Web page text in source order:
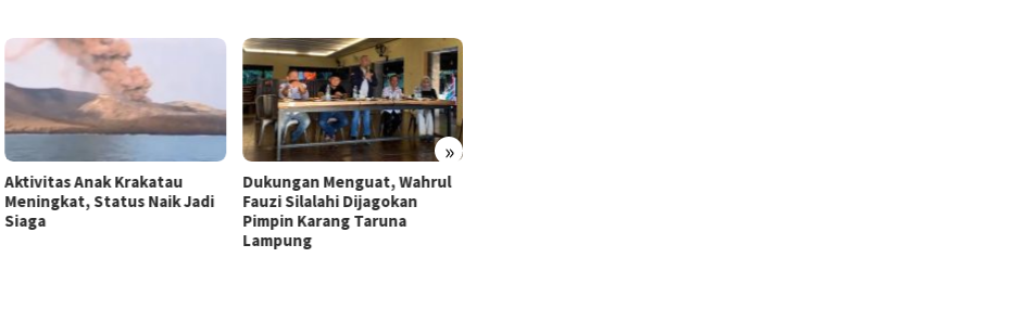
»
Aktivitas Anak Krakatau
Meningkat, Status Naik Jadi
Siaga
Dukungan Menguat, Wahrul
Fauzi Silalahi Dijagokan
Pimpin Karang Taruna
Lampung